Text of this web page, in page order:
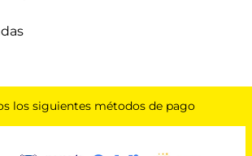
los siguientes métodos de pago